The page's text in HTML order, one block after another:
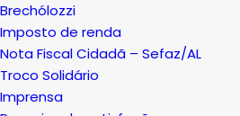
Brechólozzi
Imposto de renda
Nota Fiscal Cidadã – Sefaz/AL
Troco Solidário
Imprensa